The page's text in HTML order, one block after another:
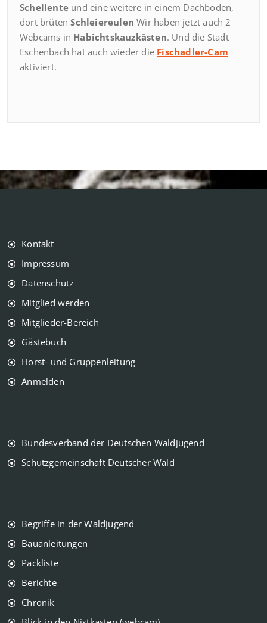
Schellente und eine weitere in einem Dachboden,
dort brütenSchleiereulen Wir haben jetzt auch 2
Webcams in Habichtskauzkästen. Und die Stadt
Eschenbach hat auch wieder die Fischadler-Cam
aktiviert.
Kontakt
Impressum
Datenschutz
Mitglied werden
Mitglieder-Bereich
Gästebuch
Horst- und Gruppenleitung
Anmelden
Bundesverband der Deutschen Waldjugend
Schutzgemeinschaft Deutscher Wald
Begriffe in der Waldjugend
Bauanleitungen
Packliste
Berichte
Chronik